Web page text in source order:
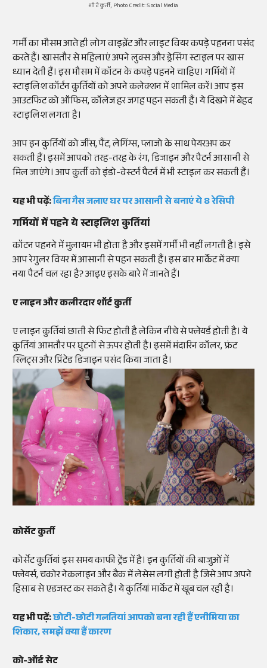
शॉर्ट कुर्ती, Photo Credit: Social Media
गर्मी का मौसम आते ही लोग वाइब्रेंट और लाइट वियर कपड़े पहनना पसंद
करते हैं। खासतौर से महिलाएं अपने लुक्स और ड्रेसिंग स्टाइल पर खास
ध्यान देती हैं। इस मौसम में कॉटन के कपड़े पहनने चाहिए। गर्मियों में
स्टाइलिश कॉर्टन कुर्तियों को अपने कलेक्शन में शामिल करें। आप इस
आउटफिट को ऑफिस, कॉलेज हर जगह पहन सकती हैं। ये दिखने में बेहद
स्टाइलिश लगता है।
आप इन कुर्तियों को जींस, पैंट, लेगिंग्स, प्लाजो के साथ पेयरअप कर
सकती हैं। इसमें आपको तरह-तरह के रंग, डिजाइन और पैटर्न आसानी से
मिल जाएंगे। आप कुर्ती को इंडो-वेस्टर्न पैटर्न में भी स्टाइल कर सकती हैं।
यह भी पढ़ें:बिना गैस जलाए घर पर आसानी से बनाएं ये 8 रेसिपी
गर्मियों में पहने ये स्टाइलिश कुर्तियां
कॉटन पहनने में मुलायम भी होता है और इसमें गर्मी भी नहीं लगती है। इसे
आप रेगुलर वियर में आसानी से पहन सकती हैं। इस बार मार्केट में क्या
नया पैटर्न चल रहा है? आइए इसके बारे में जानते हैं।
ए लाइन और कलीरदार शॉर्ट कुर्ती
ए लाइन कुर्तियां छाती से फिट होती है लेकिन नीचे से फ्लेयर्ड होती है। ये
कुर्तियां आमतौर पर घुटनों से ऊपर होती है। इसमें मंदारिन कॉलर, फ्रंट
स्लिट्स और प्रिंटेड डिजाइन पसंद किया जाता है।
कोर्सेट कुर्ती
कोर्सेट कुर्तियां इस समय काफी ट्रेंड में है। इन कुर्तियों की बाजुओं में
फ्लेयर्स, चकोर नेकलाइन और बैक में लेसेस लगी होती है जिसे आप अपने
हिसाब से एडजस्ट कर सकते हैं। ये कुर्तियां मार्केट में खूब चल रही है।
यह भी पढ़ें:छोटी-छोटी गलतियां आपको बना रही हैं एनीमिया का
शिकार, समझें क्या हैं कारण
को-ऑर्ड सेट